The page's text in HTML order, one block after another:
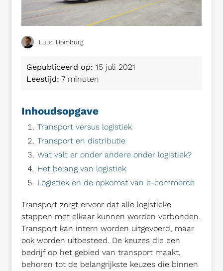
Luuc Homburg
Gepubliceerd op: 15 juli 2021
Leestijd: 7 minuten
Inhoudsopgave
Transport versus logistiek
Transport en distributie
Wat valt er onder andere onder logistiek?
Het belang van logistiek
Logistiek en de opkomst van e-commerce
Transport zorgt ervoor dat alle logistieke
stappen met elkaar kunnen worden verbonden.
Transport kan intern worden uitgevoerd, maar
ook worden uitbesteed. De keuzes die een
bedrijf op het gebied van transport maakt,
behoren tot de belangrijkste keuzes die binnen